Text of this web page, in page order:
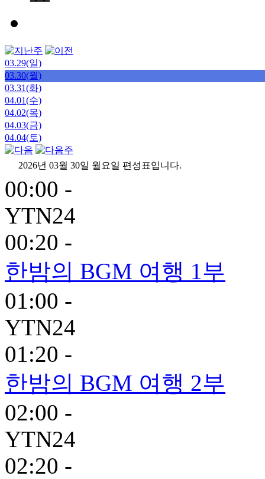
03.29(일)
03.30(월)
03.31(화)
04.01(수)
04.02(목)
04.03(금)
04.04(토)
2026년 03월 30일 월요일 편성표입니다.
00:00 -
YTN24
00:20 -
한밤의 BGM 여행 1부
01:00 -
YTN24
01:20 -
한밤의 BGM 여행 2부
02:00 -
YTN24
02:20 -